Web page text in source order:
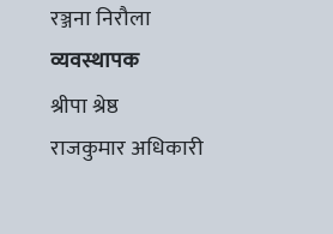
रञ्जना निरौला
व्यवस्थापक
श्रीपा श्रेष्ठ
राजकुमार अधिकारी